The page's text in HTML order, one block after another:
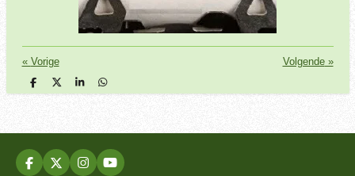
« Vorige Volgende»
D
e
D
e
S
h
D
e
F
X
I
Y